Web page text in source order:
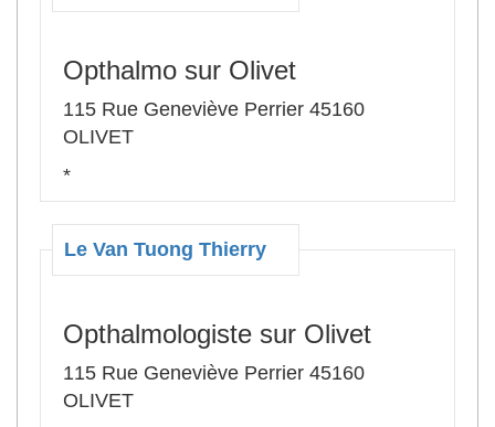
Opthalmo sur Olivet
115 Rue Geneviève Perrier 45160
OLIVET
*
Le Van Tuong Thierry
Opthalmologiste sur Olivet
115 Rue Geneviève Perrier 45160
OLIVET